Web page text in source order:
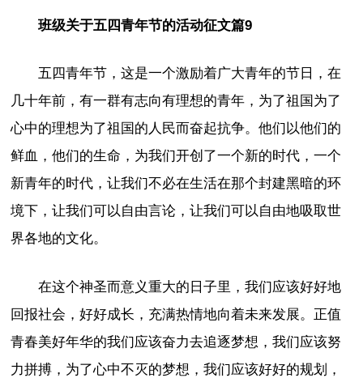
班级关于五四青年节的活动征文篇9
五四青年节，这是一个激励着广大青年的节日，在
几十年前，有一群有志向有理想的青年，为了祖国为了
心中的理想为了祖国的人民而奋起抗争。他们以他们的
鲜血，他们的生命，为我们开创了一个新的时代，一个
新青年的时代，让我们不必在生活在那个封建黑暗的环
境下，让我们可以自由言论，让我们可以自由地吸取世
界各地的文化。
在这个神圣而意义重大的日子里，我们应该好好地
回报社会，好好成长，充满热情地向着未来发展。正值
青春美好年华的我们应该奋力去追逐梦想，我们应该努
力拼搏，为了心中不灭的梦想，我们应该好好的规划，